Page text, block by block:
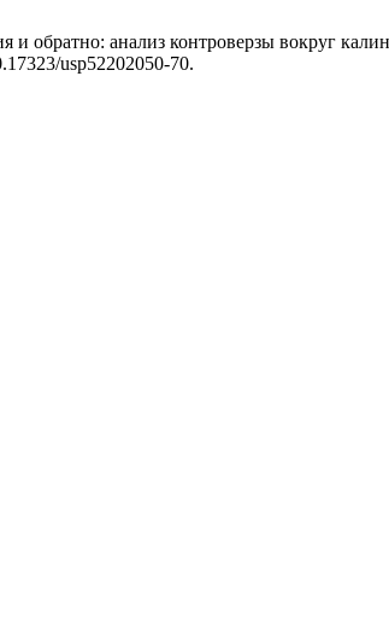
обратно: анализ контроверзы вокруг
usp52202050-70.